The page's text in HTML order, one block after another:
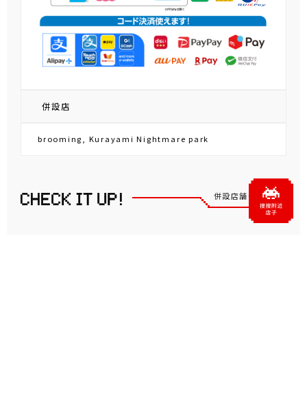
併設店
brooming, Kurayami Nightmare park
併設店舗・関連店舗